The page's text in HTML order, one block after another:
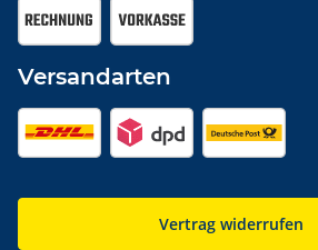
Versandarten
Vertrag widerrufen